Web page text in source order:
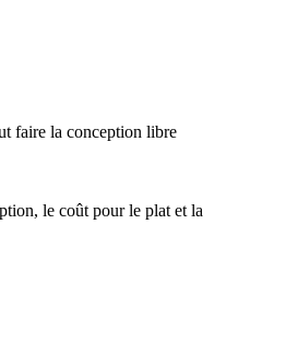
faire la conception libre
le coût pour le plat et la